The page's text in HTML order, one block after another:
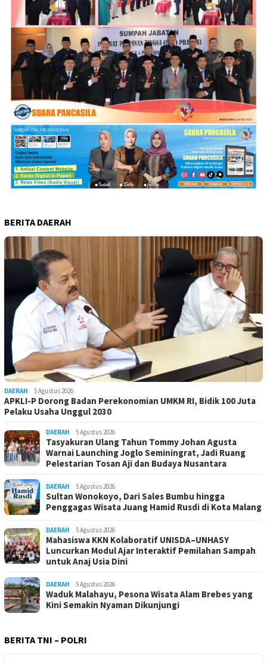
BERITA DAERAH
DAERAH 5 Agustus 2026
APKLI-P Dorong Badan Perekonomian UMKM RI, Bidik 100 Juta
Pelaku Usaha Unggul 2030
DAERAH 5 Agustus 2026
Tasyakuran Ulang Tahun Tommy Johan Agusta
Warnai Launching Joglo Seminingrat, Jadi Ruang
Pelestarian Tosan Aji dan Budaya Nusantara
DAERAH 5 Agustus 2026
Sultan Wonokoyo, Dari Sales Bumbu hingga
Penggagas Wisata Juang Hamid Rusdi di Kota Malang
DAERAH 5 Agustus 2026
Mahasiswa KKN Kolaboratif UNISDA–UNHASY
Luncurkan Modul Ajar Interaktif Pemilahan Sampah
untuk Anaj Usia Dini
DAERAH 5 Agustus 2026
Waduk Malahayu, Pesona Wisata Alam Brebes yang
Kini Semakin Nyaman Dikunjungi
BERITA TNI – POLRI